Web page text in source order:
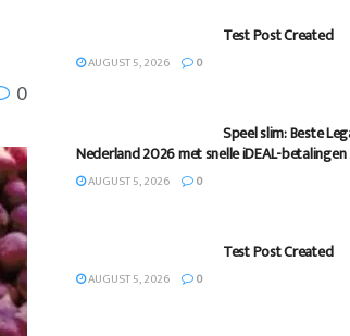
0
Test Post Created
AUGUST 5, 2026 0
Speel slim: Beste
Nederland 2026 met snelle iDEAL-betalingen
AUGUST 5, 2026 0
Test Post Created
AUGUST 5, 2026 0